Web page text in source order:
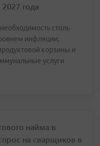
года
столь
инфляции,
корзины и
услуги
найма в
на сварщиков в